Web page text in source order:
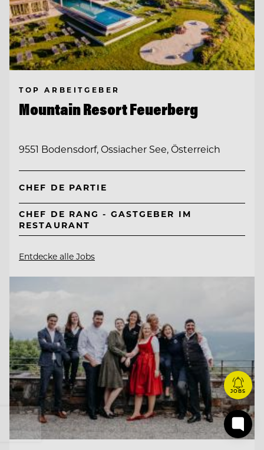
TOP ARBEITGEBER
Mountain Resort Feuerberg
9551 Bodensdorf, Ossiacher See, Österreich
CHEF DE PARTIE
CHEF DE RANG - GASTGEBER IM
RESTAURANT
Entdecke alle Jobs
JOBS